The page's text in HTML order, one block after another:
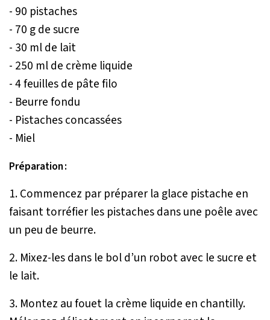
- 90 pistaches
- 70 g de sucre
- 30 ml de lait
- 250 ml de crème liquide
- 4 feuilles de pâte filo
- Beurre fondu
- Pistaches concassées
- Miel
Préparation :
1. Commencez par préparer la glace pistache en
faisant torréfier les pistaches dans une poêle avec
un peu de beurre.
2. Mixez-les dans le bol d’un robot avec le sucre et
le lait.
3. Montez au fouet la crème liquide en chantilly.